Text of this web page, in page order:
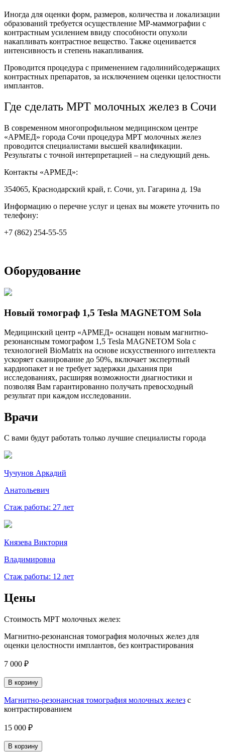
Иногда для оценки форм, размеров, количества и локализации
образований требуется осуществление МР-маммографии с
контрастным усилением ввиду способности опухоли
накапливать контрастное вещество. Также оценивается
интенсивность и степень накапливания.
Проводится процедура с применением гадолинийсодержащих
контрастных препаратов, за исключением оценки целостности
имплантов.
Где сделать МРТ молочных желез в Сочи
В современном многопрофильном медицинском центре
«АРМЕД» города Сочи процедура МРТ молочных желез
проводится специалистами высшей квалификации.
Результаты с точной интерпретацией – на следующий день.
Контакты «АРМЕД»:
354065, Краснодарский край, г. Сочи, ул. Гагарина д. 19а
Информацию о перечне услуг и ценах вы можете уточнить по
телефону:
+7 (862) 254-55-55
Оборудование
Новый томограф 1,5 Tesla MAGNETOM Sola
Медицинский центр «АРМЕД» оснащен новым магнитно-
резонансным томографом 1,5 Tesla MAGNETOM Sola с
технологией BioMatrix на основе искусственного интеллекта
ускоряет сканирование до 50%, включает экспертный
кардиопакет и не требует задержки дыхания при
исследованиях, расширяя возможности диагностики и
позволяя Вам гарантированно получать превосходный
результат при каждом исследовании.
Врачи
С вами будут работать только лучшие специалисты города
Чучунов Аркадий
Анатольевич
Стаж работы: 27 лет
Князева Виктория
Владимировна
Стаж работы: 12 лет
Цены
Стоимость МРТ молочных желез:
Магнитно-резонансная томография молочных желез для
оценки целостности имплантов, без контрастирования
7 000 ₽
В корзину
Магнитно-резонансная томография молочных желез с
контрастированием
15 000 ₽
В корзину